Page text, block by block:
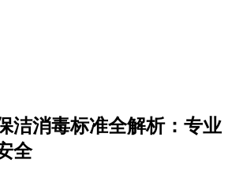
洁消毒标准全解析：专业
全